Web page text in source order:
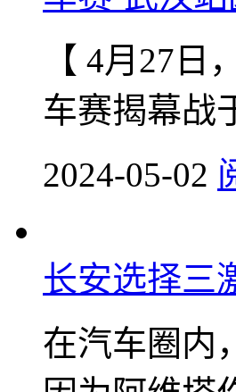
【 4月27
车赛揭幕战
2024-05-02
长安选择三
在汽车圈内